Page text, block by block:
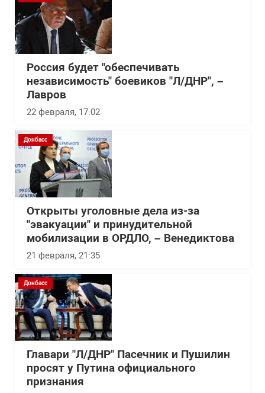
Россия будет "обеспечивать
независимость" боевиков "Л/ДНР", –
Лавров
22 февраля, 17:02
Донбасс
Открыты уголовные дела из-за
"эвакуации" и принудительной
мобилизации в ОРДЛО, – Венедиктова
21 февраля, 21:35
Донбасс
Главари "Л/ДНР" Пасечник и Пушилин
просят у Путина официального
признания